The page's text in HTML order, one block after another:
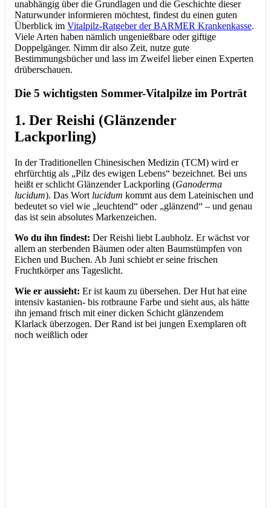
unabhängig über die Grundlagen und die Geschichte dieser
Naturwunder informieren möchtest, findest du einen guten
Überblick im Vitalpilz-Ratgeber der BARMER Krankenkasse.
Viele Arten haben nämlich ungenießbare oder giftige
Doppelgänger. Nimm dir also Zeit, nutze gute
Bestimmungsbücher und lass im Zweifel lieber einen Experten
drüberschauen.
Die 5 wichtigsten Sommer-Vitalpilze im Porträt
1. Der Reishi (Glänzender
Lackporling)
In der Traditionellen Chinesischen Medizin (TCM) wird er
ehrfürchtig als „Pilz des ewigen Lebens“ bezeichnet. Bei uns
heißt er schlicht Glänzender Lackporling (Ganoderma
lucidum). Das Wort lucidum kommt aus dem Lateinischen und
bedeutet so viel wie „leuchtend“ oder „glänzend“ – und genau
das ist sein absolutes Markenzeichen.
Wo du ihn findest: Der Reishi liebt Laubholz. Er wächst vor
allem an sterbenden Bäumen oder alten Baumstümpfen von
Eichen und Buchen. Ab Juni schiebt er seine frischen
Fruchtkörper ans Tageslicht.
Wie er aussieht: Er ist kaum zu übersehen. Der Hut hat eine
intensiv kastanien- bis rotbraune Farbe und sieht aus, als hätte
ihn jemand frisch mit einer dicken Schicht glänzendem
Klarlack überzogen. Der Rand ist bei jungen Exemplaren oft
noch weißlich oder